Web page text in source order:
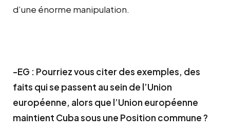
d’une énorme manipulation.
-EG : Pourriez vous citer des exemples, des
faits qui se passent au sein de l’Union
européenne, alors que l’Union européenne
maintient Cuba sous une Position commune ?